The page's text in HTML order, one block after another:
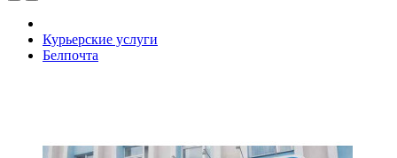
Курьерские услуги
Белпочта